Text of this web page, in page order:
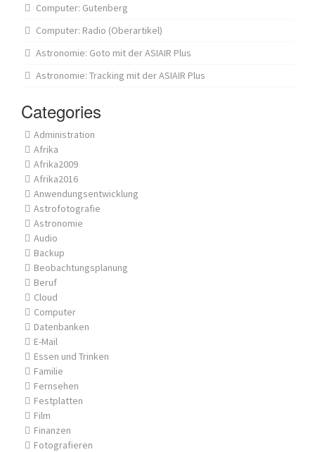
Computer: Gutenberg
Computer: Radio (Oberartikel)
Astronomie: Goto mit der ASIAIR Plus
Astronomie: Tracking mit der ASIAIR Plus
Categories
Administration
Afrika
Afrika2009
Afrika2016
Anwendungsentwicklung
Astrofotografie
Astronomie
Audio
Backup
Beobachtungsplanung
Beruf
Cloud
Computer
Datenbanken
E-Mail
Essen und Trinken
Familie
Fernsehen
Festplatten
Film
Finanzen
Fotografieren